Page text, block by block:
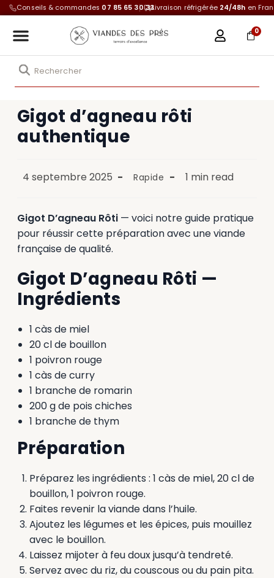
Conseils & commandes 07 85 65 30 33Livraison réfrigérée 24/48h en
0
Gigot d’agneau rôti
authentique
4 septembre 2025 Rapide 1 min read
Gigot D’agneau Rôti — voici notre guide pratique
pour réussir cette préparation avec une viande
française de qualité.
Gigot D’agneau Rôti —
Ingrédients
1 càs de miel
20 cl de bouillon
1 poivron rouge
1 càs de curry
1 branche de romarin
200 g de pois chiches
1 branche de thym
Préparation
Préparez les ingrédients : 1 càs de miel, 20 cl de
bouillon, 1 poivron rouge.
Faites revenir la viande dans l’huile.
Ajoutez les légumes et les épices, puis mouillez
avec le bouillon.
Laissez mijoter à feu doux jusqu’à tendreté.
Servez avec du riz, du couscous ou du pain pita.